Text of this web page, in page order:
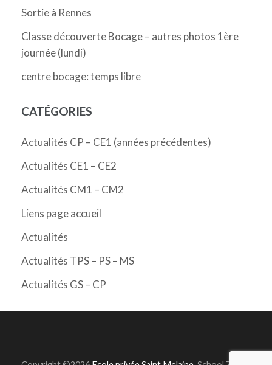
Sortie à Rennes
Classe découverte Bocage – autres photos 1ère
journée (lundi)
centre bocage: temps libre
CATÉGORIES
Actualités CP – CE1 (années précédentes)
Actualités CE1 – CE2
Actualités CM1 – CM2
Liens page accueil
Actualités
Actualités TPS – PS – MS
Actualités GS – CP